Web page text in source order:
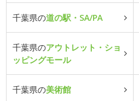
千葉県の道の駅・SA/PA
千葉県のアウトレット・ショ
ッピングモール
千葉県の美術館